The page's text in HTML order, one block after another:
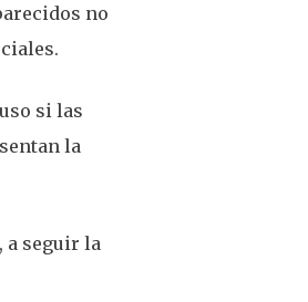
no
si las
la
a seguir la